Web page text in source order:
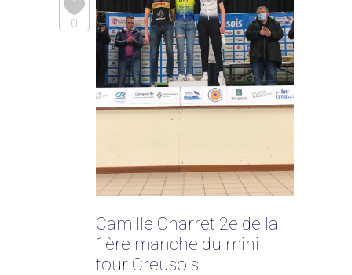
0
Camille Charret 2e de la
1ère manche du mini
tour Creusois